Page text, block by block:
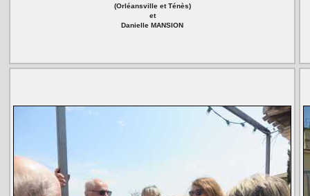
(Orléansville et Ténès)
et
Danielle MANSION